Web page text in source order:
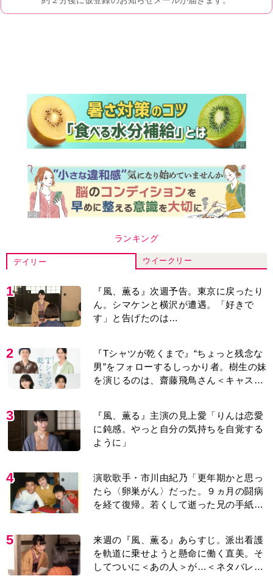
ランキング
デイリー ウイークリー
1
『風、薫る』次週予告。東京に戻ったり
ん。シマケンと横沢が遭遇。「好きで
す」と告げたのは…
2
『Tシャツが乾くまで』“ちょっと残念な
男”をフォローするしっかり者。樹生の妹
を演じるのは、齋藤飛鳥さん＜キャスト
3
『風、薫る』主演の見上愛「りんは恋愛
に鈍感。やっと自分の気持ちを自覚する
ように」
4
演歌歌手・市川由紀乃「更年期かと思っ
たら〈卵巣がん〉だった。９ヵ月の闘病
を経て復帰。若くして逝った兄の手紙を
5
来週の『風、薫る』あらすじ。派出看護
を軌道に乗せようと懸命に働く直美。そ
してついに＜あの人＞が…＜ネタバレあ